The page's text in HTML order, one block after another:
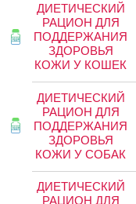
ДИЕТИЧЕСКИЙ
РАЦИОН ДЛЯ
ПОДДЕРЖАНИЯ
ЗДОРОВЬЯ
КОЖИ У КОШЕК
ДИЕТИЧЕСКИЙ
РАЦИОН ДЛЯ
ПОДДЕРЖАНИЯ
ЗДОРОВЬЯ
КОЖИ У СОБАК
ДИЕТИЧЕСКИЙ
РАЦИОН ДЛЯ